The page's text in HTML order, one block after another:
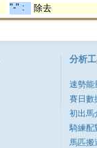
"-" : 除去
分析
速勢能
賽日數
初出馬
騎練配
馬匹搬